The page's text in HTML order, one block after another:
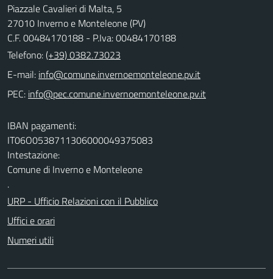
Piazzale Cavalieri di Malta, 5
27010 Inverno e Monteleone (PV)
C.F. 00484170188 - P.Iva: 00484170188
Telefono:(+39) 0382.73023
E-mail:
PEC:
IBAN pagamenti:
IT06O0538711306000049375083
Intestazione:
Comune di Inverno e Monteleone
.
URP - Ufficio Relazioni con il Pubblico
Uffici e orari
Numeri utili